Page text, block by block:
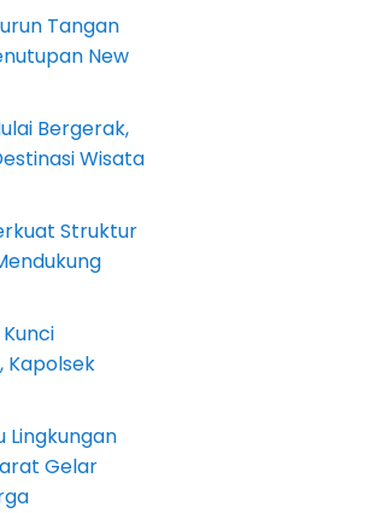
Tangan
New
Bergerak,
Wisata
Struktur
Kapolsek
Lingkungan
Gelar